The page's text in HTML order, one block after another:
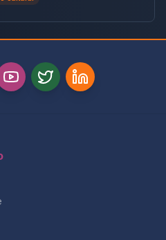
mais famoso poema, então
consequências da
o poeta Castro Alves.
é loucura… se é verdade
Que em vão vou
que percorro com a minha
lógica amargura
As que me
Que não sabem
Mais vale assim. As
acomete a uretra
gravar a entrevista.
suas redes sociais que
uma amiga médica da
a endometriose.
e concursos A
em algumas provas,
concursos. Você já viu